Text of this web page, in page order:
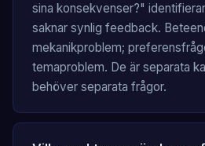
sina konsekvenser?"
saknar synlig feedback.
mekanikproblem;
temaproblem. De är separata
behöver separata frågor.